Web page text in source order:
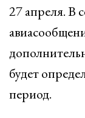
27 апреля. В
будет
период.